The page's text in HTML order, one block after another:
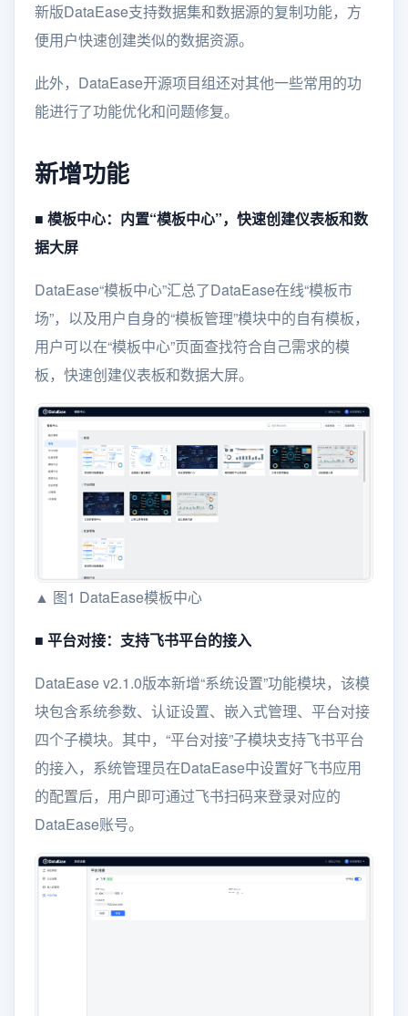
新版DataEase支持数据集和数据源的复制功能，方
便用户快速创建类似的数据资源。
此外，DataEase开源项目组还对其他一些常用的功
能进行了功能优化和问题修复。
新增功能
■ 模板中心：内置“模板中心”，快速创建仪表板和数
据大屏
DataEase“模板中心”汇总了DataEase在线“模板市
场”，以及用户自身的“模板管理”模块中的自有模板，
用户可以在“模板中心”页面查找符合自己需求的模
板，快速创建仪表板和数据大屏。
▲ 图1 DataEase模板中心
■ 平台对接：支持飞书平台的接入
DataEase v2.1.0版本新增“系统设置”功能模块，该模
块包含系统参数、认证设置、嵌入式管理、平台对接
四个子模块。其中，“平台对接”子模块支持飞书平台
的接入，系统管理员在DataEase中设置好飞书应用
的配置后，用户即可通过飞书扫码来登录对应的
DataEase账号。